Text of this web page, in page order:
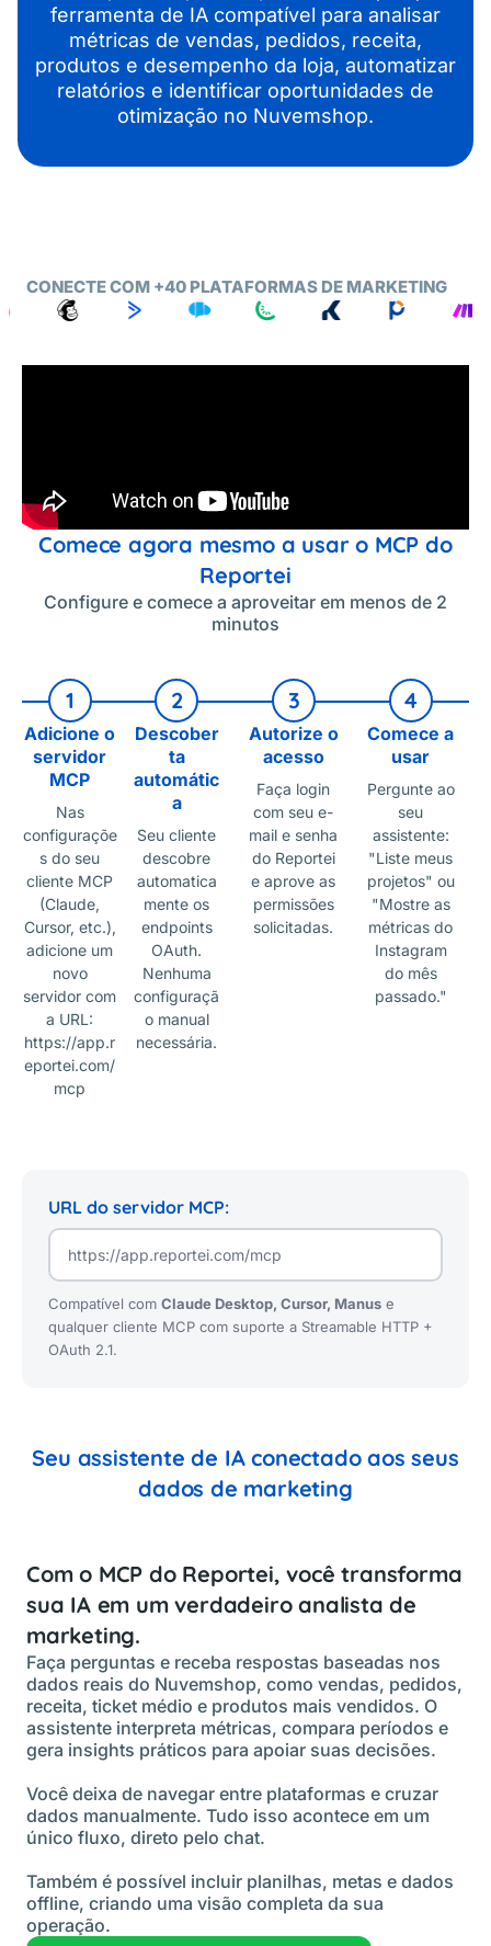
ferramenta de IA compatível para analisar
métricas de vendas, pedidos, receita,
produtos e desempenho da loja, automatizar
relatórios e identificar oportunidades de
otimização no Nuvemshop.
CONECTE COM +40 PLATAFORMAS DE MARKETING
Comece agora mesmo a usar o MCP do
Reportei
Configure e comece a aproveitar em menos de 2
minutos
1
Adicione o
servidor
MCP
Nas
configuraçõe
s do seu
cliente MCP
(Claude,
Cursor, etc.),
adicione um
novo
servidor com
a URL:
https://app.r
eportei.com/
mcp
2
Descober
ta
automátic
a
Seu cliente
descobre
automatica
mente os
endpoints
OAuth.
Nenhuma
configuraçã
o manual
necessária.
3
Autorize o
acesso
Faça login
com seu e-
mail e senha
do Reportei
e aprove as
permissões
solicitadas.
4
Comece a
usar
Pergunte ao
seu
assistente:
"Liste meus
projetos" ou
"Mostre as
métricas do
Instagram
do mês
passado."
URL do servidor MCP:
Compatível com Claude Desktop, Cursor, Manus e
qualquer cliente MCP com suporte a Streamable HTTP +
OAuth 2.1.
Seu assistente de IA conectado aos seus
dados de marketing
Com o MCP do Reportei,você transforma
sua IA em um verdadeiro analista de
marketing.
Faça perguntas e receba respostas baseadas nos
dados reais do Nuvemshop, como vendas, pedidos,
receita, ticket médio e produtos mais vendidos. O
assistente interpreta métricas, compara períodos e
gera insights práticos para apoiar suas decisões.
Você deixa de navegar entre plataformas e cruzar
dados manualmente. Tudo isso acontece em um
único fluxo, direto pelo chat.
Também é possível incluir planilhas, metas e dados
offline, criando uma visão completa da sua
operação.